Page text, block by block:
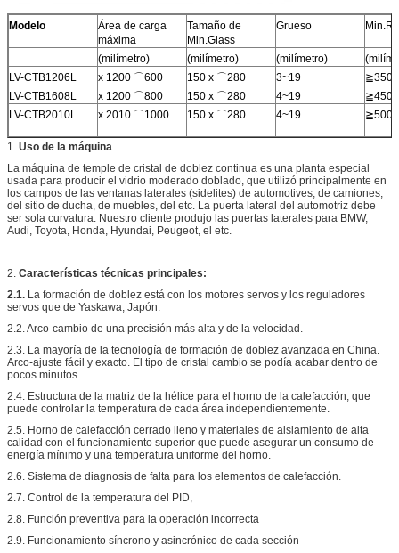
Modelo
Área de carga
máxima
Tamaño de
Min.Glass
Grueso
(milímetro) (milímetro) (milímetro)
LV-CTB1206L
x 1200 ⌒600 150 x ⌒280 3~19
≧350
LV-CTB1608L
x 1200 ⌒800 150 x ⌒280 4~19
≧450
LV-CTB2010L
x 2010 ⌒1000 150 x ⌒280 4~19 ≧500
1. Uso de la máquina
La máquina de temple de cristal de doblez continua es una planta especial
usada para producir el vidrio moderado doblado, que utilizó principalmente en
los campos de las ventanas laterales (sidelites) de automotives, de camiones,
del sitio de ducha, de muebles, del etc. La puerta lateral del automotriz debe
ser sola curvatura. Nuestro cliente produjo las puertas laterales para BMW,
Audi, Toyota, Honda, Hyundai, Peugeot, el etc.
2. Características técnicas principales:
2.1. La formación de doblez está con los motores servos y los reguladores
servos que de Yaskawa, Japón.
2.2. Arco-cambio de una precisión más alta y de la velocidad.
2.3. La mayoría de la tecnología de formación de doblez avanzada en China.
Arco-ajuste fácil y exacto. El tipo de cristal cambio se podía acabar dentro de
pocos minutos.
2.4. Estructura de la matriz de la hélice para el horno de la calefacción, que
puede controlar la temperatura de cada área independientemente.
2.5. Horno de calefacción cerrado lleno y materiales de aislamiento de alta
calidad con el funcionamiento superior que puede asegurar un consumo de
energía mínimo y una temperatura uniforme del horno.
2.6. Sistema de diagnosis de falta para los elementos de calefacción.
2.7. Control de la temperatura del PID,
2.8. Función preventiva para la operación incorrecta
2.9. Funcionamiento síncrono y asincrónico de cada sección